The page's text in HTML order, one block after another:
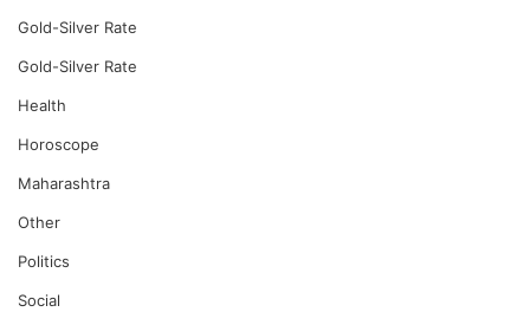
Gold-Silver Rate
Gold-Silver Rate
Health
Horoscope
Maharashtra
Other
Politics
Social